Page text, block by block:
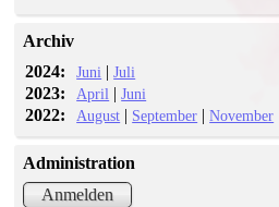
Archiv
2024:
Juni |Juli
2023: April |Juni
2022: August | September |November
Administration
Anmelden